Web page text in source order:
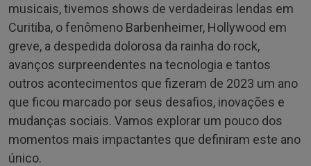
musicais, tivemos shows de verdadeiras lendas em
Curitiba, o fenômeno Barbenheimer, Hollywood em
greve, a despedida dolorosa da rainha do rock,
avanços surpreendentes na tecnologia e tantos
outros acontecimentos que fizeram de 2023 um ano
que ficou marcado por seus desafios, inovações e
mudanças sociais. Vamos explorar um pouco dos
momentos mais impactantes que definiram este ano
único.